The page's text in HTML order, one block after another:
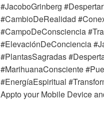
#JacoboGrinberg
#CambioDeRealidad
#CampoDeConsciencia
#ElevaciónDeConciencia
#PlantasSagradas
#MarihuanaConsciente
#EnergíaEspiritual
Appto your Mobile Device